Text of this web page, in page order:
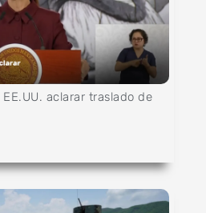
aclarar traslado de